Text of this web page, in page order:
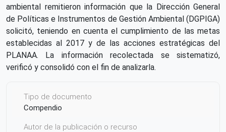
ambiental remitieron información que la Dirección General
de Políticas e Instrumentos de Gestión Ambiental (DGPIGA)
solicitó, teniendo en cuenta el cumplimiento de las metas
establecidas al 2017 y de las acciones estratégicas del
PLANAA. La información recolectada se sistematizó,
verificó y consolidó con el fin de analizarla.
Tipo de documento
Compendio
Autor de la publicación o recurso